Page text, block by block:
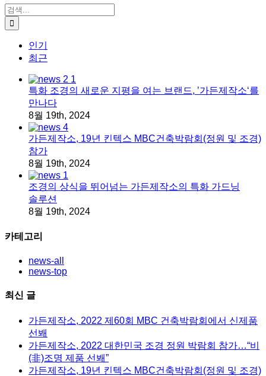
Facebook
X
Tumblr
Pinterest
이메일
검색:
인기
최근
특화 조경의 새로운 지평을 여는 브랜드, ’가든제작소‘를
만나다
8월 19th, 2024
가든제작소, 19년 킨텍스 MBC건축박람회(정원 및 조경)
참가
8월 19th, 2024
조경의 상식을 뛰어넘는 가든제작소의 특화 가드닝
솔루션
8월 19th, 2024
카테고리
news-all
news-top
최신 글
가든제작소, 2022 제60회 MBC 건축박람회에서 신제품
선봬
가든제작소, 2022 대한민국 조경 정원 박람회 참가…“비
(非)조명 제품 선봬”
가든제작소, 19년 킨텍스 MBC건축박람회(정원 및 조경)